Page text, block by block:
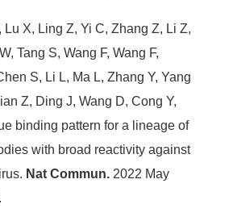
Lu X, Ling Z, Yi C, Zhang Z, Li Z,
Tang S, Wang F, Wang F,
S, Li L, Ma L, Zhang Y, Yang
Z, Ding J, Wang D, Cong Y,
binding pattern for a lineage of
with broad reactivity against
Nat Commun. 2022 May